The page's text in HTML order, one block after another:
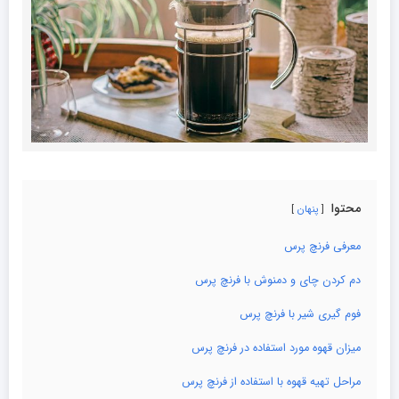
محتوا پنهان
معرفی فرنچ پرس
دم کردن چای و دمنوش با فرنچ پرس
فوم گیری شیر با فرنچ پرس
میزان قهوه مورد استفاده در فرنچ پرس
مراحل تهیه قهوه با استفاده از فرنچ پرس